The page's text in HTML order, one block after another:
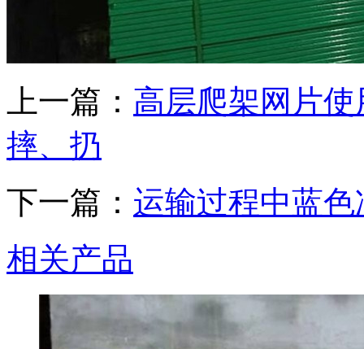
上一篇： 高层爬架网片
摔、扔
下一篇： 运输过程中蓝
相关产品